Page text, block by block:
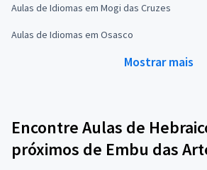
Aulas de Idiomas em Mogi das Cruzes
Aulas de Idiomas em Osasco
Mostrar mais
Encontre Aulas de
próximos de Embu das